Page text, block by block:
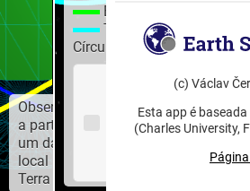
Observação
a partir de
um dado
local na
Terra
Equador
Trópicos,
Círculos polares
direção
dos
(c) Václav
Esta app é
(Charles University,